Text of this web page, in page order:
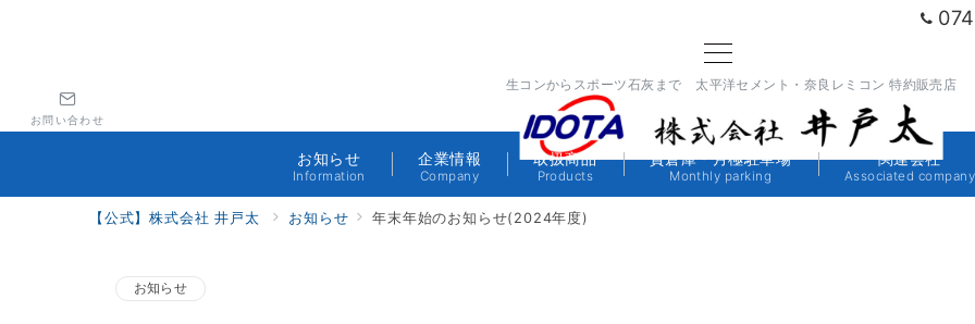
生コンからスポーツ石灰まで 太平洋セメント・奈良レミコン 特約販売店
お問い合わせ
お知らせ
Information
企業情報
Company
取扱商品
Products
貸倉庫・月極駐車場
Monthly parking
関連会社
Associated company
【公式】株式会社 井戸太 お知らせ 年末年始のお知らせ(2024年度)
お知らせ